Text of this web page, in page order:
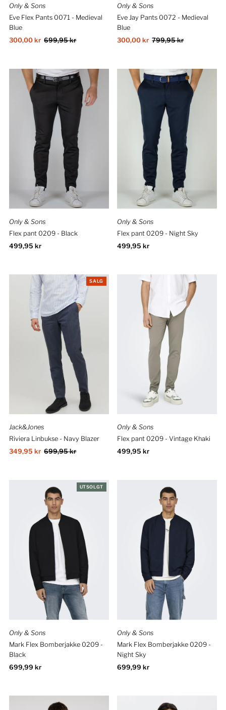
Only & Sons
Eve Flex Pants 0071 - Medieval
Blue
Salgspris
300,00 kr Ordinær
699,95 kr
Only & Sons
Eve Jay Pants 0072 - Medieval
Blue
Salgspris
300,00 kr Ordinær
799,95 kr
Only & Sons
Flex pant 0209 - Black
Ordinær
499,95 kr
Only & Sons
Flex pant 0209 - Night Sky
Ordinær
499,95 kr
SALG
Jack&Jones
Riviera Linbukse - Navy Blazer
Salgspris
349,95 kr Ordinær
699,95 kr
Only & Sons
Flex pant 0209 - Vintage Khaki
Ordinær
499,95 kr
UTSOLGT
Only & Sons
Mark Flex Bomberjakke 0209 -
Black
Ordinær
699,99 kr
Only & Sons
Mark Flex Bomberjakke 0209 -
Night Sky
Ordinær
699,99 kr